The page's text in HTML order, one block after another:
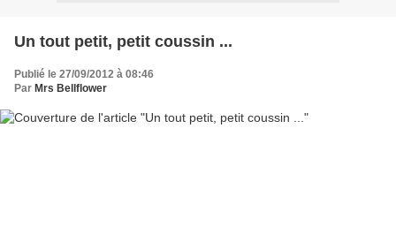
Un tout petit, petit coussin ...
Publié le 27/09/2012 à 08:46
Par Mrs Bellflower